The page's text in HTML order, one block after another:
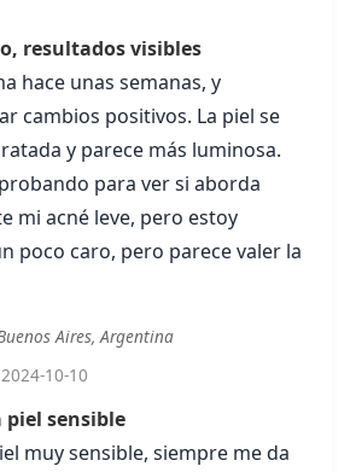
resultados visibles
hace unas semanas, y
cambios positivos. La piel se
y parece más luminosa.
para ver si aborda
mi acné leve, pero estoy
poco caro, pero parece valer la
Aires, Argentina
2024-10-10
sensible
muy sensible, siempre me da